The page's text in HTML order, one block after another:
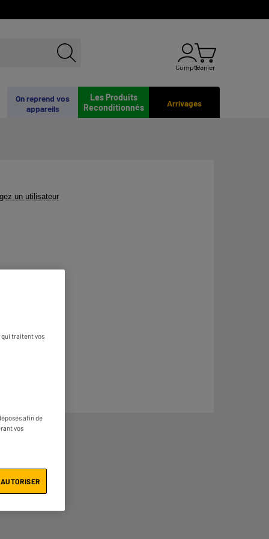
ComptePanier
Arrivages
Les Produits
Reconditionnés
On reprend vos
appareils
un utilisateur
qui traitent vos
afin de
vos